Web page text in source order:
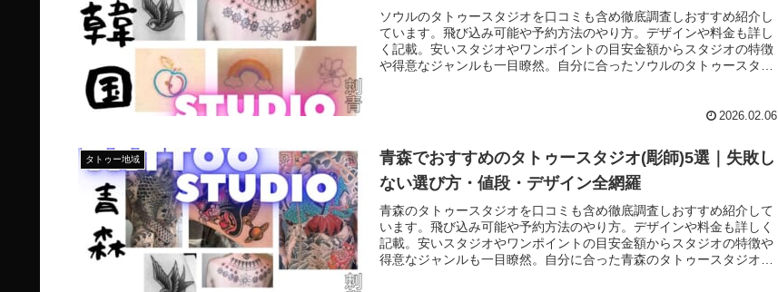
ソウルのタトゥースタジオを口コミも含め徹底調査しおすすめ紹介し
ています。飛び込み可能や予約方法のやり方。デザインや料金も詳し
く記載。安いスタジオやワンポイントの目安金額からスタジオの特徴
や得意なジャンルも一目瞭然。自分に合ったソウルのタトゥースタジ
2026.02.06
タトゥー地域
青森でおすすめのタトゥースタジオ(彫師)5選｜失敗し
ない選び方・値段・デザイン全網羅
青森のタトゥースタジオを口コミも含め徹底調査しおすすめ紹介して
います。飛び込み可能や予約方法のやり方。デザインや料金も詳しく
記載。安いスタジオやワンポイントの目安金額からスタジオの特徴や
得意なジャンルも一目瞭然。自分に合った青森のタトゥースタジオが